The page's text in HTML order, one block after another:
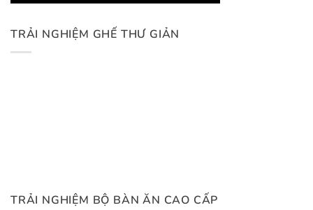
TRẢI NGHIỆM GHẾ THƯ GIẢN
TRẢI NGHIỆM BỘ BÀN ĂN CAO CẤP